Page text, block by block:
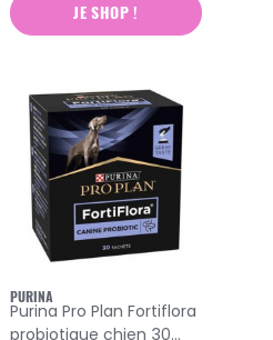
JE SHOP !
PURINA
Purina Pro Plan Fortiflora
probiotique chien 30